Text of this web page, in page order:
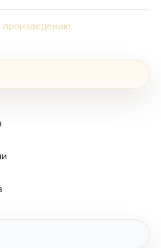
произведению